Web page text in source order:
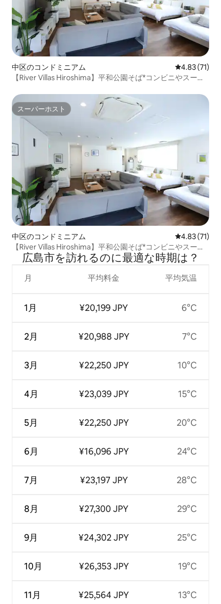
中区のコンドミニアム レビュー71
4.83 (71)
【River Villas Hiroshima】平和公園そば*コンビニやスーパ
スーパーホスト
スーパーホスト
中区のコンドミニアム レビュー71
4.83 (71)
【River Villas Hiroshima】平和公園そば*コンビニやスーパ
ーも徒歩圏内
広島市を訪⁠れ⁠るの⁠に最⁠適⁠な時⁠期⁠は⁠？
月
1月
2月
3月
4月
5月
6月
7月
8月
9月
10月
11月
平均料金
¥20,199 JPY
¥20,988 JPY
¥22,250 JPY
¥23,039 JPY
¥22,250 JPY
¥16,096 JPY
¥23,197 JPY
¥27,300 JPY
¥24,302 JPY
¥26,353 JPY
¥25,564 JPY
平均気温
6°C
7°C
10°C
15°C
20°C
24°C
28°C
29°C
25°C
19°C
13°C